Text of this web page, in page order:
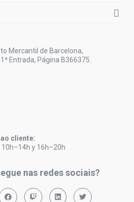

Mercantil de Barcelona,
Entrada, Página B366375.
cliente:
y 16h–20h
nas redes sociais?